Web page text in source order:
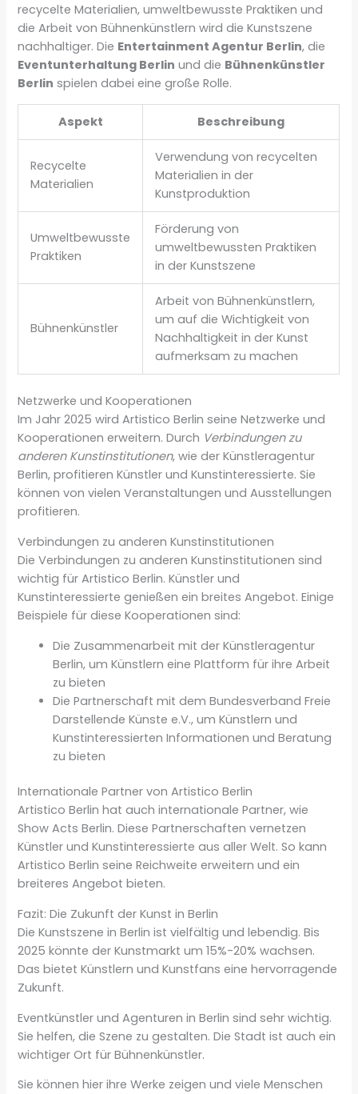
recycelte Materialien, umweltbewusste Praktiken und
die Arbeit von Bühnenkünstlern wird die Kunstszene
nachhaltiger. Die Entertainment Agentur Berlin, die
Eventunterhaltung Berlin und die Bühnenkünstler
Berlin spielen dabei eine große Rolle.
Aspekt Beschreibung
Recycelte
Materialien
Verwendung von recycelten
Materialien in der
Kunstproduktion
Umweltbewusste
Praktiken
Förderung von
umweltbewussten Praktiken
in der Kunstszene
Bühnenkünstler
Arbeit von Bühnenkünstlern,
um auf die Wichtigkeit von
Nachhaltigkeit in der Kunst
aufmerksam zu machen
Netzwerke und Kooperationen
Im Jahr 2025 wird Artistico Berlin seine Netzwerke und
Kooperationen erweitern. Durch Verbindungen zu
anderen Kunstinstitutionen, wie der Künstleragentur
Berlin, profitieren Künstler und Kunstinteressierte. Sie
können von vielen Veranstaltungen und Ausstellungen
profitieren.
Verbindungen zu anderen Kunstinstitutionen
Die Verbindungen zu anderen Kunstinstitutionen sind
wichtig für Artistico Berlin. Künstler und
Kunstinteressierte genießen ein breites Angebot. Einige
Beispiele für diese Kooperationen sind:
Die Zusammenarbeit mit der Künstleragentur
Berlin, um Künstlern eine Plattform für ihre Arbeit
zu bieten
Die Partnerschaft mit dem Bundesverband Freie
Darstellende Künste e.V., um Künstlern und
Kunstinteressierten Informationen und Beratung
zu bieten
Internationale Partner von Artistico Berlin
Artistico Berlin hat auch internationale Partner, wie
Show Acts Berlin. Diese Partnerschaften vernetzen
Künstler und Kunstinteressierte aus aller Welt. So kann
Artistico Berlin seine Reichweite erweitern und ein
breiteres Angebot bieten.
Fazit: Die Zukunft der Kunst in Berlin
Die Kunstszene in Berlin ist vielfältig und lebendig. Bis
2025 könnte der Kunstmarkt um 15%-20% wachsen.
Das bietet Künstlern und Kunstfans eine hervorragende
Zukunft.
Eventkünstler und Agenturen in Berlin sind sehr wichtig.
Sie helfen, die Szene zu gestalten. Die Stadt ist auch ein
wichtiger Ort für Bühnenkünstler.
Sie können hier ihre Werke zeigen und viele Menschen